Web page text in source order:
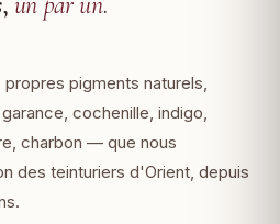
pigments naturels,
cochenille, indigo,
charbon — que nous
des teinturiers d'Orient, depuis